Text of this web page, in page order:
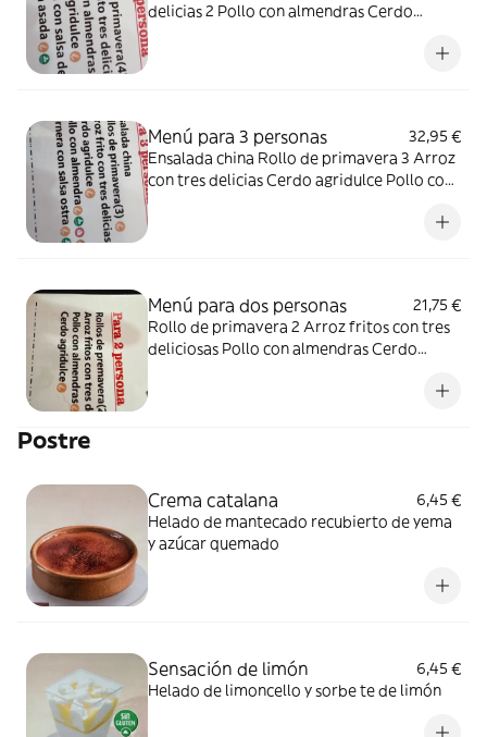
delicias 2 Pollo con almendras Cerdo
Menú para 3 personas
32,95 €
Ensalada china Rollo de primavera 3 Arroz
con tres delicias Cerdo agridulce Pollo con
Menú para dos personas
21,75 €
Rollo de primavera 2 Arroz fritos con tres
deliciosas Pollo con almendras Cerdo
Postre
Crema catalana
6,45 €
Helado de mantecado recubierto de yema
y azúcar quemado
Sensación de limón
6,45 €
Helado de limoncello y sorbe te de limón